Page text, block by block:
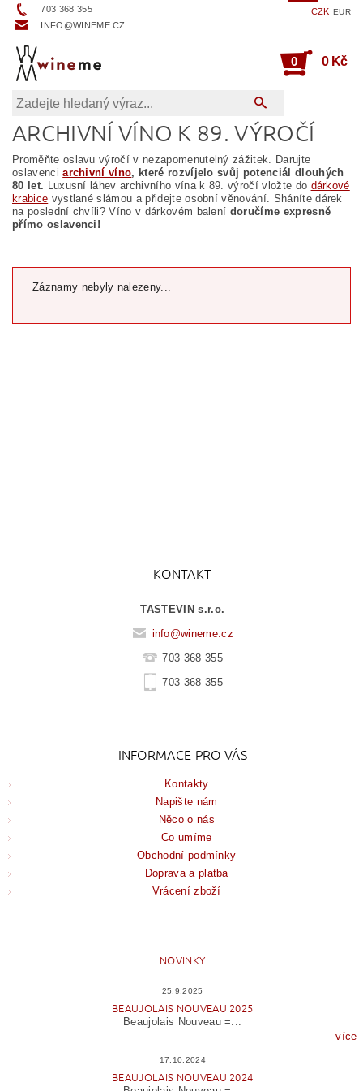
703 368 355
INFO@WINEME.CZ
CZK EUR
0 0 Kč
ARCHIVNÍ VÍNO K 89. VÝROČÍ
Proměňte oslavu výročí v nezapomenutelný zážitek. Darujte
oslavenciarchivní víno, které rozvíjelo svůj potenciál dlouhých
80 let. Luxusní láhev archivního vína k 89. výročí vložte do dárkové
krabice vystlané slámou a přidejte osobní věnování. Sháníte dárek
na poslední chvíli? Víno v dárkovém balení doručíme expresně
přímo oslavenci!
Záznamy nebyly nalezeny...
KONTAKT
TASTEVIN s.r.o.
info@wineme.cz
703 368 355
703 368 355
INFORMACE PRO VÁS
Kontakty
Napište nám
Něco o nás
Co umíme
Obchodní podmínky
Doprava a platba
Vrácení zboží
NOVINKY
25.9.2025
BEAUJOLAIS NOUVEAU 2025
Beaujolais Nouveau =...
více
17.10.2024
BEAUJOLAIS NOUVEAU 2024